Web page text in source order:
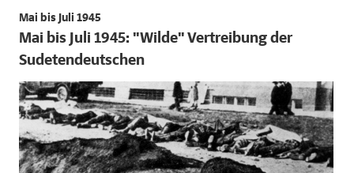
Mai bis Juli 1945
Mai bis Juli 1945: "Wilde" Vertreibung der
Sudetendeutschen